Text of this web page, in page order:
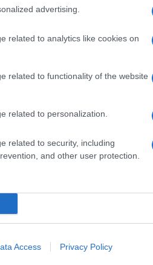
advertising.
related to analytics like cookies on
related to functionality of the website
related to personalization.
related to security, including
and other user protection.
Access Privacy Policy
vistazo a las
entre 1738 y